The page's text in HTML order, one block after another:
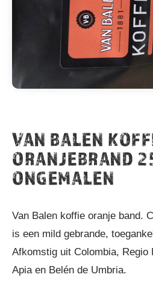
VAN BALEN
ORANJEBRAND
ONGEMALEN
Van Balen koffie oranje band.
is een mild gebrande,
Afkomstig uit Colombia, Regio
Apia en Belén de Umbria.